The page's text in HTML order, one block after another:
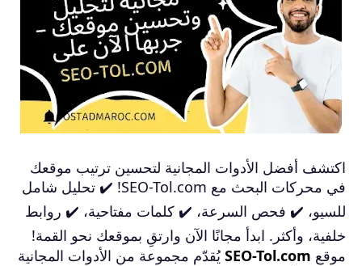
اكتشف أفضل الأدوات المجانية لتحسين ترتيب موقعك
في محركات البحث مع SEO-Tol.com! ✔️ تحليل شامل
للسيو، ✔️ فحص السرعة، ✔️ كلمات مفتاحية، ✔️ روابط
خلفية، وأكثر. ابدأ مجانًا الآن وارتقِ بموقعك نحو القمة!
موقع SEO-Tol.com يُقدّم مجموعة من الأدوات المجانية